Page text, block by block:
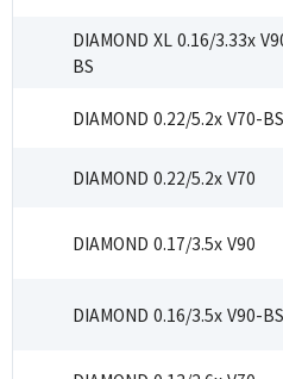
DIAMOND XL 0.16/3.33x
BS
DIAMOND 0.22/5.2x V70-BS
DIAMOND 0.22/5.2x V70
DIAMOND 0.17/3.5x V90
DIAMOND 0.16/3.5x V90-BS